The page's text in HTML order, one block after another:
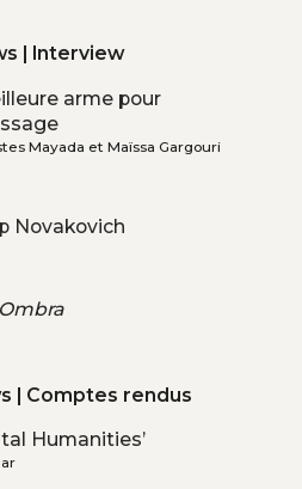
| Interview
arme pour
Mayada et Maïssa Gargouri
Novakovich
| Comptes rendus
Humanities’